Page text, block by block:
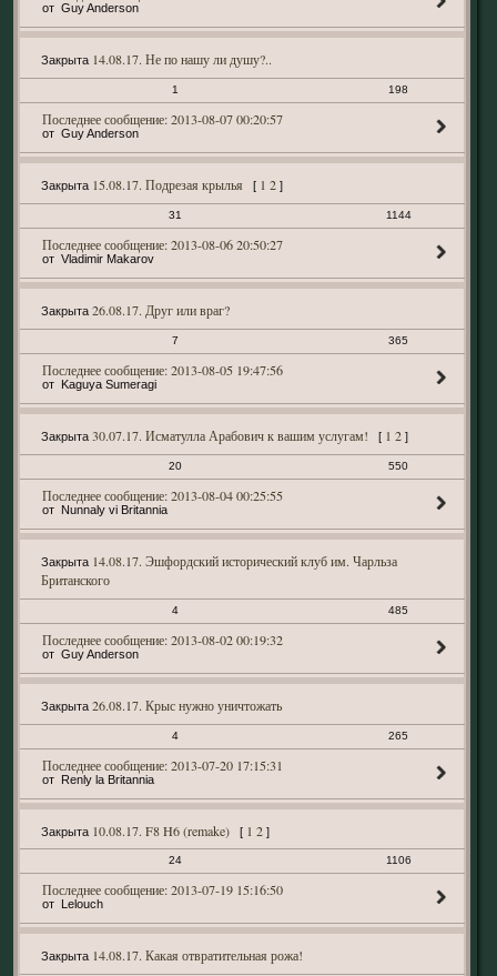
Guy Anderson
Закрыта 14.08.17. Не по нашу ли душу?..
1 198
2013-08-07 00:20:57
Guy Anderson
Закрыта 15.08.17. Подрезая крылья [ 1 2 ]
31 1144
2013-08-06 20:50:27
Vladimir Makarov
Закрыта 26.08.17. Друг или враг?
7 365
2013-08-05 19:47:56
Kaguya Sumeragi
Закрыта 30.07.17. Исматулла Арабович к вашим услугам! [ 1 2 ]
20 550
2013-08-04 00:25:55
Nunnaly vi Britannia
Закрыта 14.08.17. Эшфордский исторический клуб им. Чарльза
Британского
4 485
2013-08-02 00:19:32
Guy Anderson
Закрыта 26.08.17. Крыс нужно уничтожать
4 265
2013-07-20 17:15:31
Renly la Britannia
Закрыта 10.08.17. F8 H6 (remake) [ 1 2 ]
24 1106
2013-07-19 15:16:50
Lelouch
Закрыта 14.08.17. Какая отвратительная рожа!